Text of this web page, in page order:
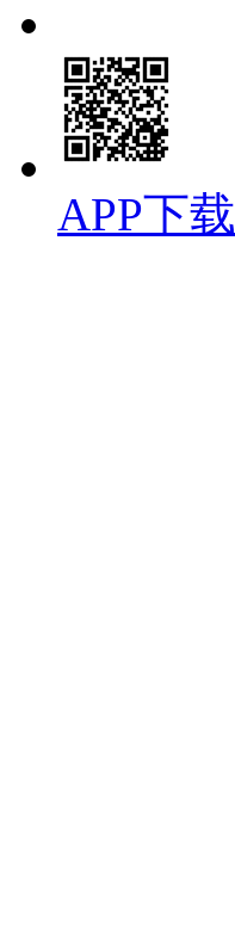
APP下载